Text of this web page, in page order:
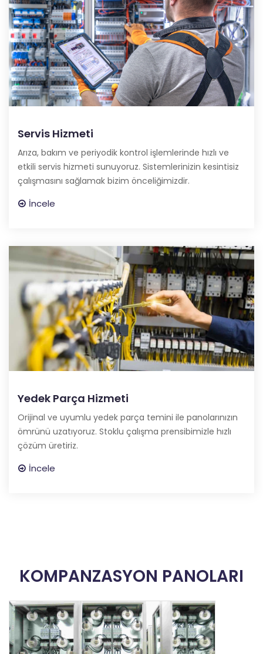
Servis Hizmeti
Arıza, bakım ve periyodik kontrol işlemlerinde hızlı ve
etkili servis hizmeti sunuyoruz. Sistemlerinizin kesintisiz
çalışmasını sağlamak bizim önceliğimizdir.
İncele
Yedek Parça Hizmeti
Orijinal ve uyumlu yedek parça temini ile panolarınızın
ömrünü uzatıyoruz. Stoklu çalışma prensibimizle hızlı
çözüm üretiriz.
İncele
KOMPANZASYON PANOLARI